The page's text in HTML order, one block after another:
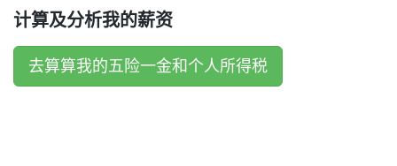
计算及分析我的薪资
去算算我的五险一金和个人所得税